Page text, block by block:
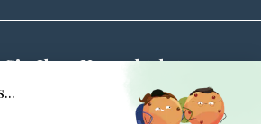
Ihre Kontaktdaten,